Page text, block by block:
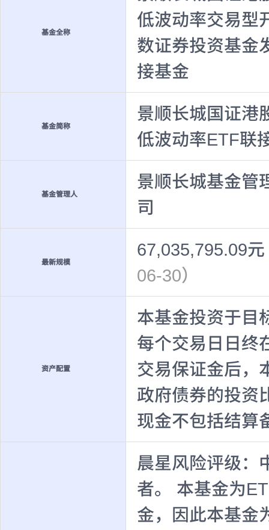
基金全称
低波动率交易型
数证券投资基金
接基金
基金简称
景顺长城国证港
低波动率ETF联
基金管理人
景顺长城基金管
司
最新规模
67,035,795.09元
06-30）
资产配置
本基金投资于目
每个交易日日终
交易保证金后，
政府债券的投资
现金不包括结算
晨星风险评级：
者。 本基金为
金，因此本基金